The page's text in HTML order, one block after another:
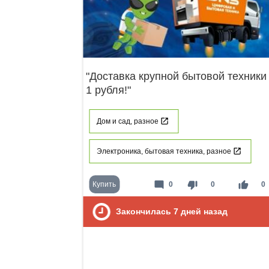
"Доставка крупной бытовой техники
1 рубля!"
Дом и сад, разное
Электроника, бытовая техника, разное
Купить thumb_down 0 thumb_up 0
mode_comment 0
Закончилась 7 дней назад